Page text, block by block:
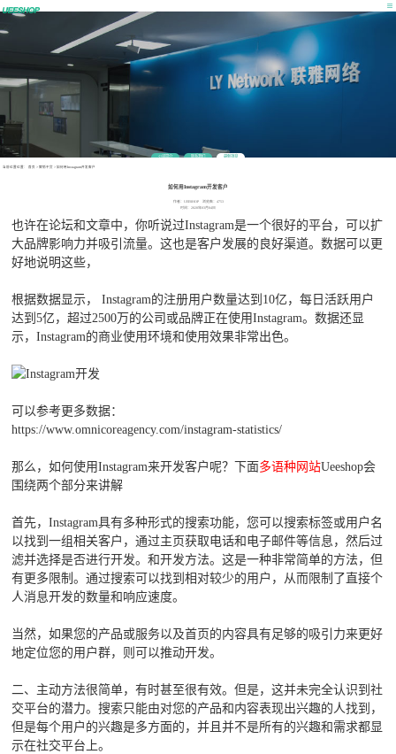
公司简介 联系我们 最新消息
当前位置位置： 首页 > 营销干货> 如何用Instagram开发客户
如何用Instagram开发客户
作者：UEESHOP 浏览数：4753
时间：2020年03月04日
也许在论坛和文章中，你听说过Instagram是一个很好的平台，可以扩
大品牌影响力并吸引流量。这也是客户发展的良好渠道。数据可以更
好地说明这些，
根据数据显示， Instagram的注册用户数量达到10亿，每日活跃用户
达到5亿，超过2500万的公司或品牌正在使用Instagram。数据还显
示，Instagram的商业使用环境和使用效果非常出色。
可以参考更多数据：
https://www.omnicoreagency.com/instagram-statistics/
那么，如何使用Instagram来开发客户呢？下面多语种网站Ueeshop会
围绕两个部分来讲解
首先，Instagram具有多种形式的搜索功能，您可以搜索标签或用户名
以找到一组相关客户，通过主页获取电话和电子邮件等信息，然后过
滤并选择是否进行开发。和开发方法。这是一种非常简单的方法，但
有更多限制。通过搜索可以找到相对较少的用户，从而限制了直接个
人消息开发的数量和响应速度。
当然，如果您的产品或服务以及首页的内容具有足够的吸引力来更好
地定位您的用户群，则可以推动开发。
二、主动方法很简单，有时甚至很有效。但是，这并未完全认识到社
交平台的潜力。搜索只能由对您的产品和内容表现出兴趣的人找到，
但是每个用户的兴趣是多方面的，并且并不是所有的兴趣和需求都显
示在社交平台上。